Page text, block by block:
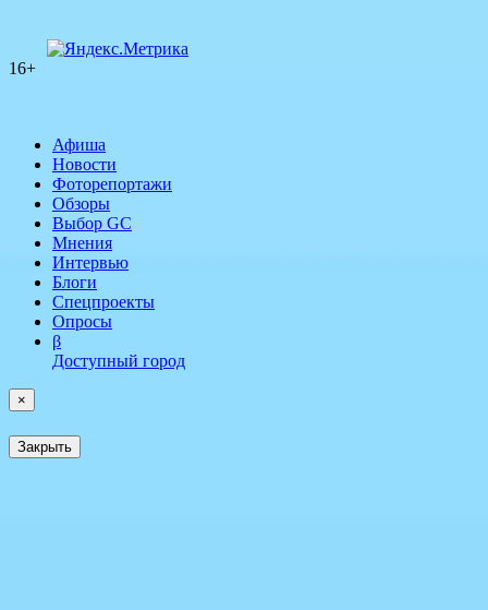
16+
Афиша
Новости
Фоторепортажи
Обзоры
Выбор GC
Мнения
Интервью
Блоги
Спецпроекты
Опросы
β
Доступный город
×
Закрыть